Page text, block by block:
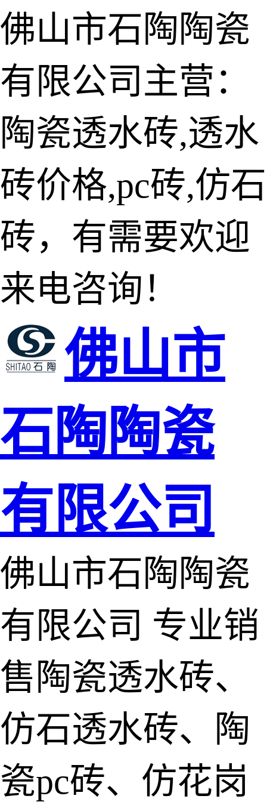
佛山市石陶陶瓷
有限公司主营：
陶瓷透水砖,透水
砖价格,pc砖,仿石
砖，有需要欢迎
来电咨询！
佛山市
石陶陶瓷
有限公司
佛山市石陶陶瓷
有限公司 专业销
售陶瓷透水砖、
仿石透水砖、陶
瓷pc砖、仿花岗
陶瓷透水砖
生态仿石砖
仿石透水砖
承重仿石砖
细面透水砖